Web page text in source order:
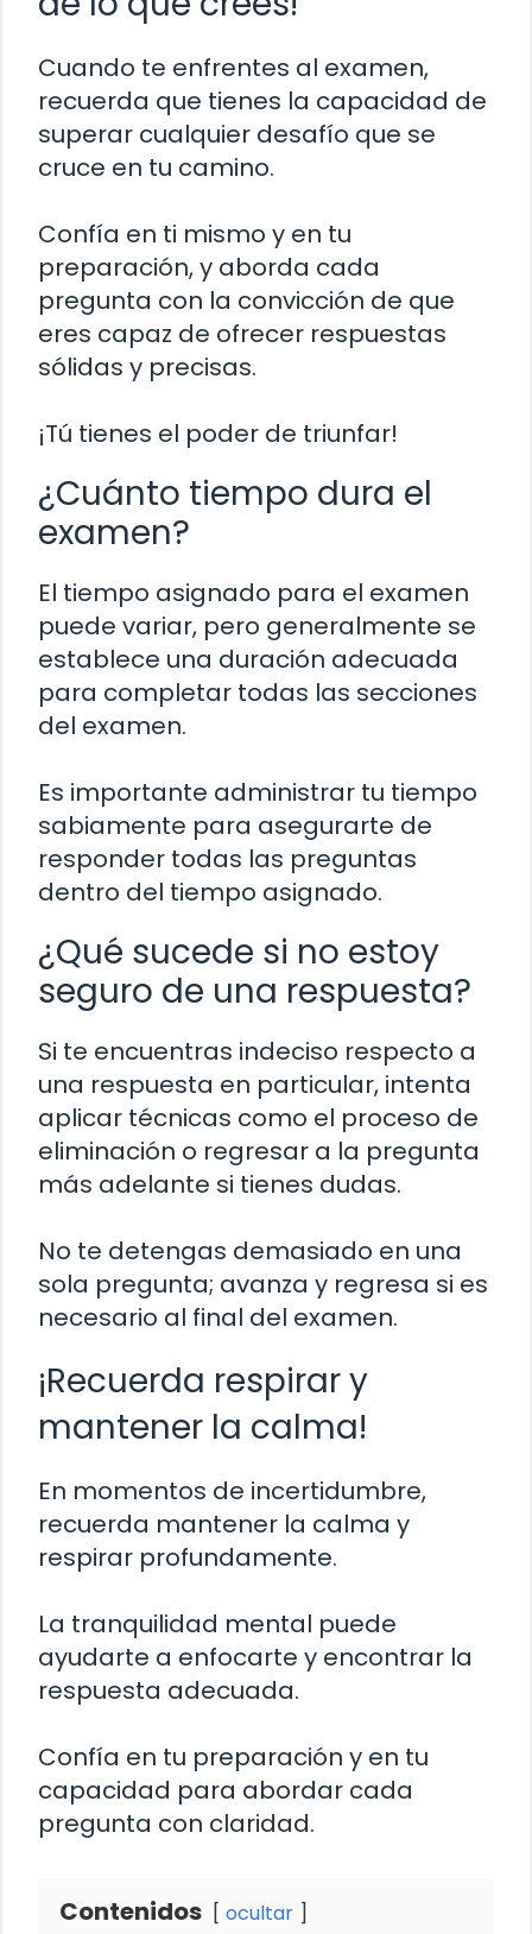
Cuando te enfrentes al examen,
recuerda que tienes la capacidad de
superar cualquier desafío que se
cruce en tu camino.
Confía en ti mismo y en tu
preparación, y aborda cada
pregunta con la convicción de que
eres capaz de ofrecer respuestas
sólidas y precisas.
¡Tú tienes el poder de triunfar!
¿Cuánto tiempo dura el
examen?
El tiempo asignado para el examen
puede variar, pero generalmente se
establece una duración adecuada
para completar todas las secciones
del examen.
Es importante administrar tu tiempo
sabiamente para asegurarte de
responder todas las preguntas
dentro del tiempo asignado.
¿Qué sucede si no estoy
seguro de una respuesta?
Si te encuentras indeciso respecto a
una respuesta en particular, intenta
aplicar técnicas como el proceso de
eliminación o regresar a la pregunta
más adelante si tienes dudas.
No te detengas demasiado en una
sola pregunta; avanza y regresa si es
necesario al final del examen.
¡Recuerda respirar y
mantener la calma!
En momentos de incertidumbre,
recuerda mantener la calma y
respirar profundamente.
La tranquilidad mental puede
ayudarte a enfocarte y encontrar la
respuesta adecuada.
Confía en tu preparación y en tu
capacidad para abordar cada
pregunta con claridad.
Contenidos ocultar